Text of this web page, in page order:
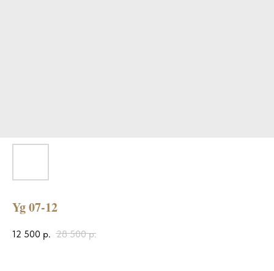
Yg 07-12
12 500 р. 28 500 р.